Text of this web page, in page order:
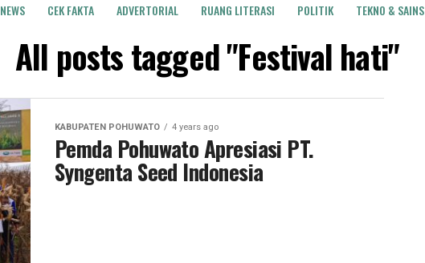
NEWS CEK FAKTA ADVERTORIAL RUANG LITERASI POLITIK TEKNO & SAINS
All posts tagged "Festival hati"
KABUPATEN POHUWATO 4 years ago
Pemda Pohuwato Apresiasi PT.
Syngenta Seed Indonesia